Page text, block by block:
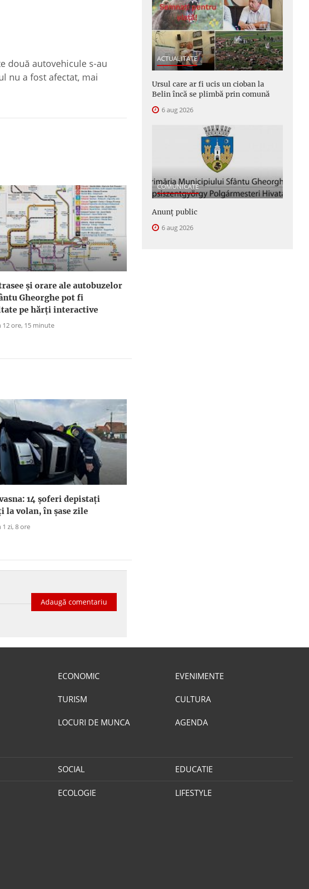
două autovehicule s-au
nu a fost afectat, mai
și orare ale autobuzelor
Gheorghe pot fi
pe hărți interactive
12 ore, 15 minute
14 șoferi depistați
la volan, în șase zile
1 zi, 8 ore
Adaugă comentariu
ACTUALITATE
Ursul care ar fi ucis un cioban la
Belin încă se plimbă prin comună
6 aug 2026
COMUNICATE
Anunţ public
6 aug 2026
ECONOMIC
TURISM
LOCURI DE MUNCA
EVENIMENTE
CULTURA
AGENDA
SOCIAL EDUCATIE
ECOLOGIE LIFESTYLE